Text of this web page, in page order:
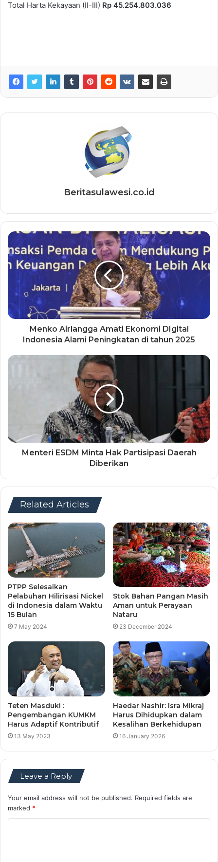
Total Harta Kekayaan (II-III) Rp 45.254.803.036
Beritasulawesi.co.id
Menko Airlangga Amati Ekonomi DIgital
Indonesia Alami Peningkatan di tahun 2025
Menteri ESDM Minta Hak Partisipasi Daerah
Diberikan
Related Articles
PTPP Selesaikan
Pelabuhan Hilirisasi Nickel
di Indonesia dalam Waktu
15 Bulan
7 May 2024
Stok Bahan Pangan Masih
Aman untuk Perayaan
Nataru
23 December 2024
Teten Masduki :
Pengembangan KUMKM
Harus Adaptif Kontributif
13 May 2023
Haedar Nashir: Isra Mikraj
Harus Dihidupkan dalam
Kesalihan Berkehidupan
16 January 2026
Leave a Reply
Your email address will not be published. Required fields are
marked *